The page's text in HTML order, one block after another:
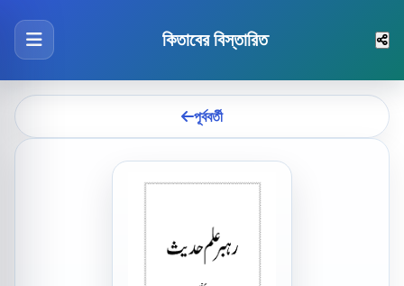
কিতাবের বিস্তারিত
পূর্ববর্তী